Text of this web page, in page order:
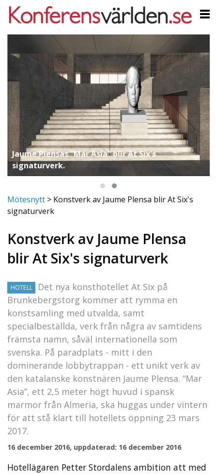
Jaume Plensas “Mar Asia” blir At Six's
signaturverk.
Mötesnytt > Konstverk av Jaume Plensa blir At Six's
signaturverk
Konstverk av Jaume Plensa
blir At Six's signaturverk
HOTELL
Det nya konsthotellet At Six på
Brunkebergstorg kommer att rymma en
konstsamling med utvalda, samt
specialbeställda, verk från några av samtidens
främsta namn, såväl internationella som
svenska. På paradplats - mitt i den
dominerande lobbytrappan - ett unikt verk av
den katalanske konstnären Jaume Plensa. “Mar
Asia”, ett 2,5 meter högt huvud i spansk
marmor från Almeria, ska huggas under vintern
för att stå klart till hotellets öppning 23 mars
2017.
16 december 2016, uppdaterad: 16 december 2016
Hotellägaren Petter Stordalens ambition att med